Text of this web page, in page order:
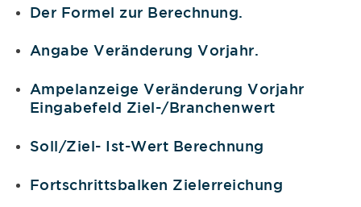
Der Formel zur Berechnung.
Angabe Veränderung Vorjahr.
Ampelanzeige Veränderung Vorjahr
Eingabefeld Ziel-/Branchenwert
Soll/Ziel- Ist-Wert Berechnung
Fortschrittsbalken Zielerreichung